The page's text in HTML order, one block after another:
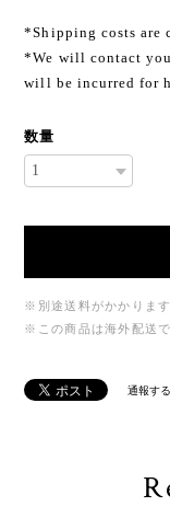
*Shipping costs are
*We will contact
will be incurred for
数量
※別途送料がかかります
※この商品は海外配送で
通報する